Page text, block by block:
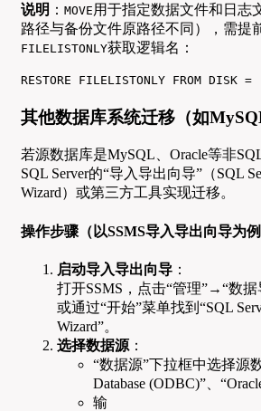
说明 ： MOVE 用于指定数据文件和日志
路径与备份文件原路径不同），需提
FILELISTONLY获取逻辑名：
RESTORE FILELISTONLY FROM
其他数据库系统迁移（如
若源数据库是MySQL、Oracle等非
SQL Server的“导入导出向导”（SQL
Wizard）或第三方工具实现迁移。
操作步骤（以SSMS导入导出向导为例
启动导入导出向导 ：
打开SSMS，点击“管理”→“数据
或通过“开始”菜单找到“SQL
Wizard”。
选择数据源 ：
“数据源”下拉框中选择源
Database (ODBC)”、
输